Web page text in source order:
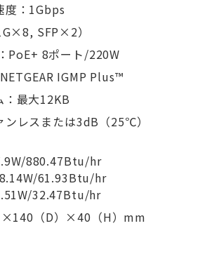
度：1Gbps
SFP×2）
PoE+ 8ポート/220W
IGMP Plus™
：最大12KB
ンレスまたは3dB（25℃）
880.47Btu/hr
61.93Btu/hr
32.47Btu/hr
×140（D）×40（H）mm